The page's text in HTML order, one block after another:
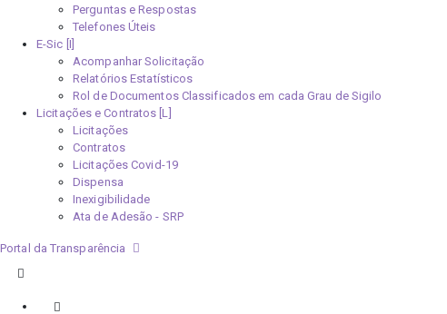
Perguntas e Respostas
Telefones Úteis
E-Sic [I]
Acompanhar Solicitação
Relatórios Estatísticos
Rol de Documentos Classificados em cada Grau de Sigilo
Licitações e Contratos [L]
Licitações
Contratos
Licitações Covid-19
Dispensa
Inexigibilidade
Ata de Adesão - SRP
Portal da Transparência